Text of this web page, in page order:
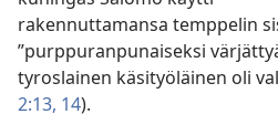
rakennuttamansa temppelin
”purppuranpunaiseksi
tyroslainen käsityöläinen oli
2:13, 14).